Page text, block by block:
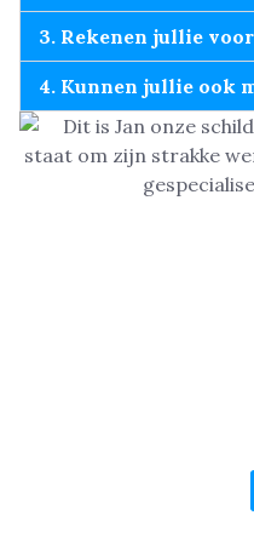
3. Rekenen jullie
4. Kunnen jullie ook